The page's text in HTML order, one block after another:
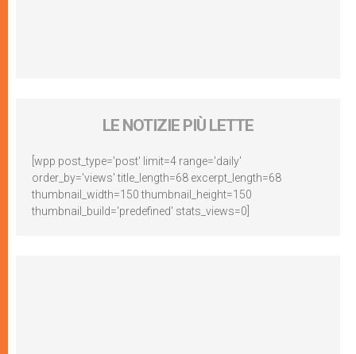
LE NOTIZIE PIÙ LETTE
[wpp post_type='post' limit=4 range='daily'
order_by='views' title_length=68 excerpt_length=68
thumbnail_width=150 thumbnail_height=150
thumbnail_build='predefined' stats_views=0]